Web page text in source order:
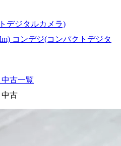
デジタルカメラ)
コンデジ(コンパクトデジタ
古一覧
古